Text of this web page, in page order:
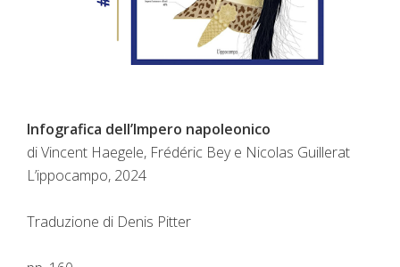
Infografica dell’Impero napoleonico
di Vincent Haegele, Frédéric Bey e Nicolas Guillerat
L’ippocampo, 2024
Traduzione di Denis Pitter